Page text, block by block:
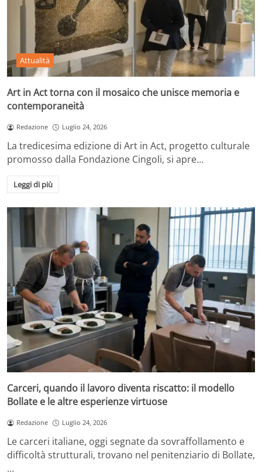
Attualità
Art in Act torna con il mosaico che unisce memoria e
contemporaneità
Redazione Luglio 24, 2026
La tredicesima edizione di Art in Act, progetto culturale
promosso dalla Fondazione Cingoli, si apre…
Leggi di più
Carceri, quando il lavoro diventa riscatto: il modello
Bollate e le altre esperienze virtuose
Redazione Luglio 24, 2026
Le carceri italiane, oggi segnate da sovraffollamento e
difficoltà strutturali, trovano nel penitenziario di Bollate,
…